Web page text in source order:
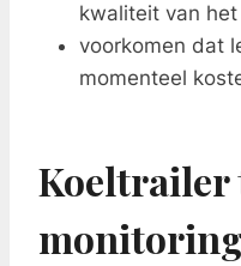
kwaliteit van
voorkomen dat
momenteel
Koeltrailer